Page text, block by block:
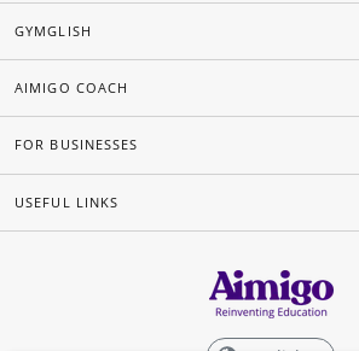
GYMGLISH
AIMIGO COACH
FOR BUSINESSES
USEFUL LINKS